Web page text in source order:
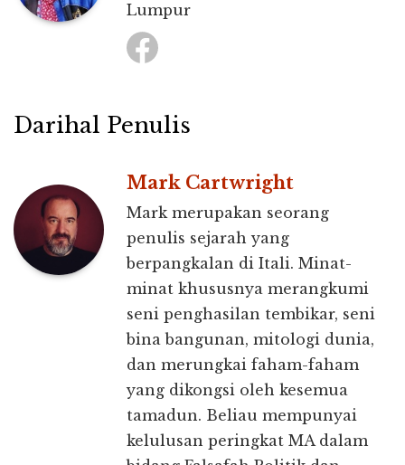
Lumpur
Darihal Penulis
Mark Cartwright
Mark merupakan seorang
penulis sejarah yang
berpangkalan di Itali. Minat-
minat khususnya merangkumi
seni penghasilan tembikar, seni
bina bangunan, mitologi dunia,
dan merungkai faham-faham
yang dikongsi oleh kesemua
tamadun. Beliau mempunyai
kelulusan peringkat MA dalam